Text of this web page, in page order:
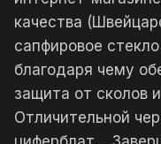
качества
сапфировое
благодаря чему
защита от сколов
Отличительной